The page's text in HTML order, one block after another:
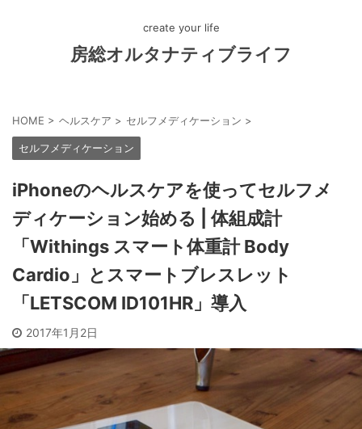
create your life
房総オルタナティブライフ
HOME > ヘルスケア > セルフメディケーション >
セルフメディケーション
iPhoneのヘルスケアを使ってセルフメ
ディケーション始める | 体組成計
「Withings スマート体重計 Body
Cardio」とスマートブレスレット
「LETSCOM ID101HR」導入
2017年1月2日